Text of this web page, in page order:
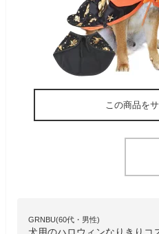
この商品を
GRNBU(60代・男性)